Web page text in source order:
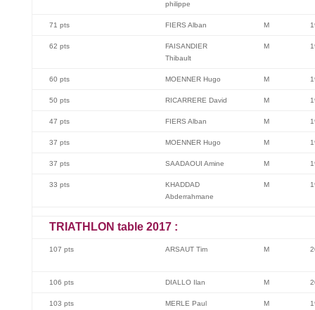
philippe
71 pts FIERS Alban M
62 pts
FAISANDIER
Thibault
M
60 pts MOENNER Hugo M
50 pts RICARRERE David M
47 pts FIERS Alban M
37 pts MOENNER Hugo M
37 pts SAADAOUI Amine M
33 pts
KHADDAD
Abderrahmane
M
TRIATHLON table 2017 :
107 pts ARSAUT Tim M
106 pts DIALLO Ilan M
103 pts MERLE Paul M